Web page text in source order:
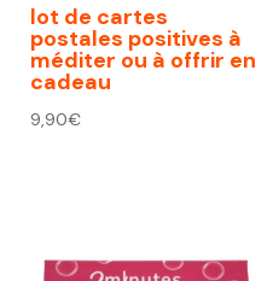
lot de cartes
postales positives à
méditer ou à offrir en
cadeau
9,90€